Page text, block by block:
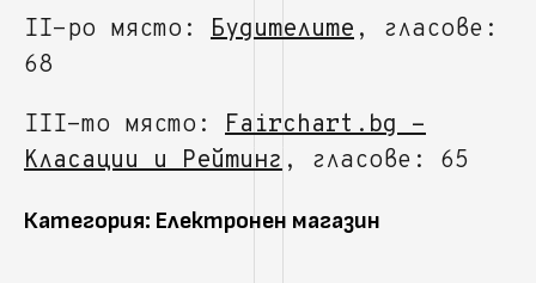
II-ро място: Будителите, гласове:
68
III-то място: Fairchart.bg -
Класации и Рейтинг, гласове: 65
Категория: Електронен магазин